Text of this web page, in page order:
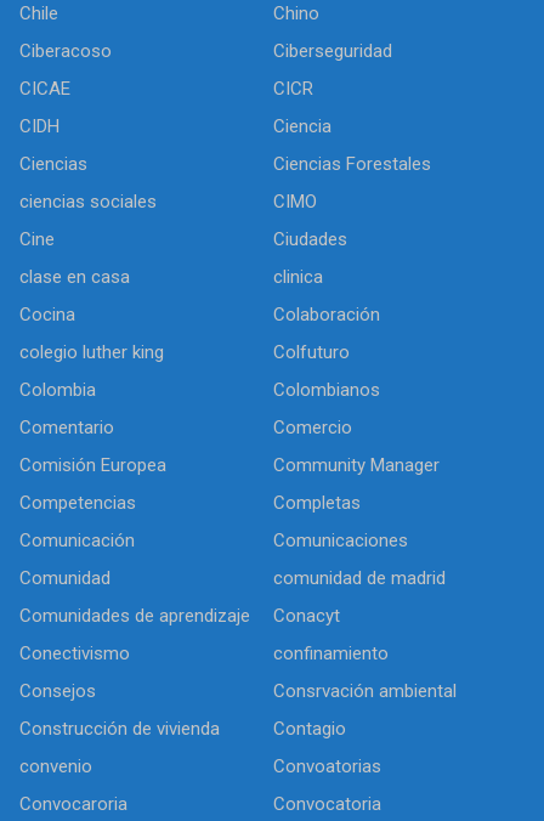
Chile
Chino
Ciberacoso
Ciberseguridad
CICAE
CICR
CIDH
Ciencia
Ciencias
Ciencias Forestales
ciencias sociales
CIMO
Cine
Ciudades
clase en casa
clinica
Cocina
Colaboración
colegio luther king
Colfuturo
Colombia
Colombianos
Comentario
Comercio
Comisión Europea
Community Manager
Competencias
Completas
Comunicación
Comunicaciones
Comunidad
comunidad de madrid
Comunidades de aprendizaje
Conacyt
Conectivismo
confinamiento
Consejos
Consrvación ambiental
Construcción de vivienda
Contagio
convenio
Convoatorias
Convocaroria
Convocatoria